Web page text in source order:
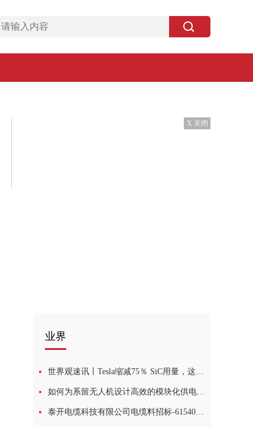
X 关闭
业界
世界观速讯丨Tesla缩减75％ SiC用量，这项工艺或为关键！
如何为系留无人机设计高效的模块化供电网络|今日快讯
泰开电缆科技有限公司电缆料招标-61540招标公告